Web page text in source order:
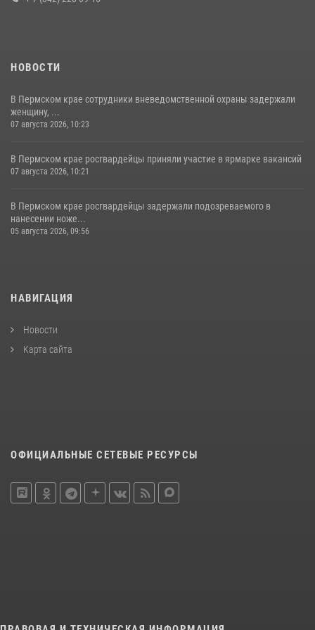
НОВОСТИ
В Пермском крае сотрудники вневедомственной охраны задержали
женщину, ...
07 августа 2026, 10:23
В Пермском крае росгвардейцы приняли участие в ярмарке вакансий
07 августа 2026, 10:21
В Пермском крае росгвардейцы задержали подозреваемого в
нанесении ноже...
05 августа 2026, 09:56
НАВИГАЦИЯ
Новости
Карта сайта
ОФИЦИАЛЬНЫЕ СЕТЕВЫЕ РЕСУРСЫ